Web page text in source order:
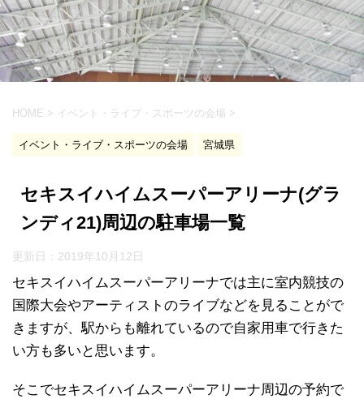
HOME > イベント・ライブ・スポーツの会場 >
イベント・ライブ・スポーツの会場 宮城県
セキスイハイムスーパーアリーナ(グラ
ンディ21)周辺の駐車場一覧
更新日： 2019年10月12日
セキスイハイムスーパーアリーナでは主に室内競技の
国際大会やアーティストのライブなどを見ることがで
きますが、駅からも離れているので自家用車で行きた
い方も多いと思います。
そこでセキスイハイムスーパーアリーナ周辺の予約で